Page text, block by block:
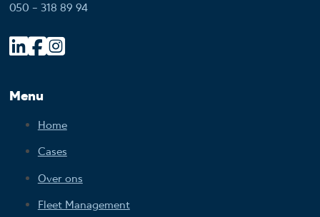
050 - 318 89 94
Menu
Home
Cases
Over ons
Fleet Management